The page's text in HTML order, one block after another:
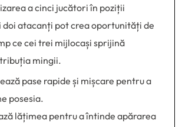
a cinci jucători în poziții
doi atacanți pot crea oportunități de
ce cei trei mijlocași sprijină
mingii.
pase rapide și mișcare pentru a
posesia.
lățimea pentru a întinde apărarea